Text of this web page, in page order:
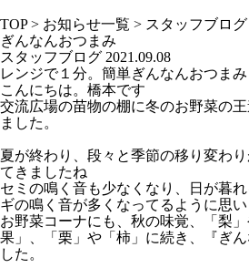
TOP> お知らせ一覧 > スタッフブログ
ぎんなんおつまみ
スタッフブログ 2021.09.08
レンジで１分。簡単ぎんなんおつまみ
こんにちは。橋本です
交流広場の苗物の棚に冬のお野菜の
ました。
夏が終わり、段々と季節の移り変わ
てきましたね
セミの鳴く音も少なくなり、日が暮
ギの鳴く音が多くなってるように思い
お野菜コーナにも、秋の味覚、「梨
果」、「栗」や「柿」に続き、『ぎ
した。